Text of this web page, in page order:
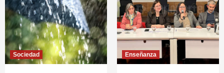
Sociedad Enseñanza